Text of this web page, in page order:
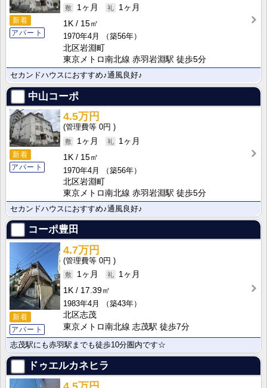
新着
アパート
1ヶ月
1ヶ月
1K
15㎡
1970年4月
（築56年）
北区岩淵町
東京メトロ南北線 赤羽岩淵駅 徒歩5分
セカンドハウスにおすすめ♪通風良好♪
中山コーポ
新着
アパート
4.5万円
0円
1ヶ月
1ヶ月
1K
15㎡
1970年4月
（築56年）
北区岩淵町
東京メトロ南北線 赤羽岩淵駅 徒歩5分
セカンドハウスにおすすめ♪通風良好♪
コーポ豊田
新着
アパート
4.7万円
0円
1ヶ月
1ヶ月
1K
17.39㎡
1983年4月
（築43年）
北区志茂
東京メトロ南北線 志茂駅 徒歩7分
志茂駅にも赤羽駅までも徒歩10分圏内です☆
ドゥエルカネヒラ